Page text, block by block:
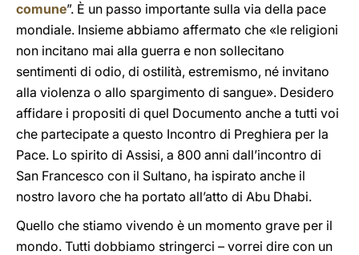
comune”. È un passo importante sulla via della pace
mondiale. Insieme abbiamo affermato che «le religioni
non incitano mai alla guerra e non sollecitano
sentimenti di odio, di ostilità, estremismo, né invitano
alla violenza o allo spargimento di sangue». Desidero
affidare i propositi di quel Documento anche a tutti voi
che partecipate a questo Incontro di Preghiera per la
Pace. Lo spirito di Assisi, a 800 anni dall’incontro di
San Francesco con il Sultano, ha ispirato anche il
nostro lavoro che ha portato all’atto di Abu Dhabi.
Quello che stiamo vivendo è un momento grave per il
mondo. Tutti dobbiamo stringerci – vorrei dire con un